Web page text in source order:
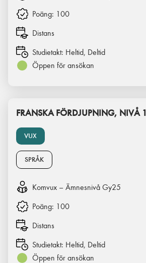
Poäng: 100
Distans
Studietakt: Heltid, Deltid
Öppen för ansökan
VUX
FRANSKA FÖRDJUPNING, NIVÅ 1
SPRÅK
Komvux – Ämnesnivå Gy25
Poäng: 100
Distans
Studietakt: Heltid, Deltid
Öppen för ansökan